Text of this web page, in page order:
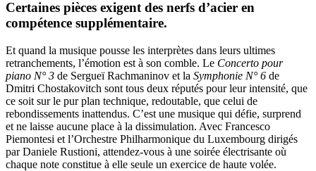
Certaines pièces exigent des nerfs d’acier en
compétence supplémentaire.
Et quand la musique pousse les interprètes dans leurs ultimes
retranchements, l’émotion est à son comble. Le Concerto pour
piano N° 3 de Sergueï Rachmaninov et la Symphonie N° 6 de
Dmitri Chostakovitch sont tous deux réputés pour leur intensité, que
ce soit sur le pur plan technique, redoutable, que celui de
rebondissements inattendus. C’est une musique qui défie, surprend
et ne laisse aucune place à la dissimulation. Avec Francesco
Piemontesi et l’Orchestre Philharmonique du Luxembourg dirigés
par Daniele Rustioni, attendez-vous à une soirée électrisante où
chaque note constitue à elle seule un exercice de haute volée.